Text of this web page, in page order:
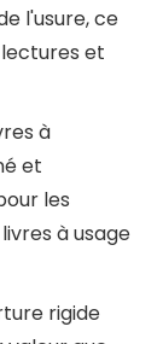
l'usure, ce
et
à
et
les
à usage
rigide